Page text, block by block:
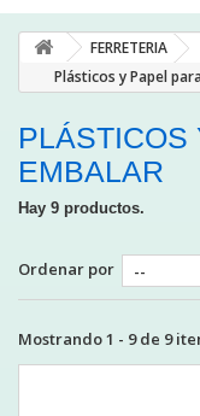
FERRETERIA
Plásticos y Papel
PLÁSTICOS
EMBALAR
Hay 9 productos.
Ordenar por
Mostrando 1 - 9 de 9